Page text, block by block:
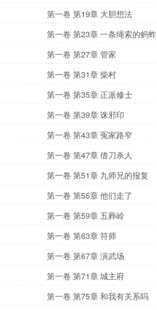
第一卷 第19章 大胆想法
第一卷 第23章 一条绳索的蚂蚱
第一卷 第27章 管家
第一卷 第31章 柴村
第一卷 第35章 正派修士
第一卷 第39章 诛邪印
第一卷 第43章 冤家路窄
第一卷 第47章 借刀杀人
第一卷 第51章 九师兄的报复
第一卷 第55章 他们走了
第一卷 第59章 五葬岭
第一卷 第63章 符师
第一卷 第67章 演武场
第一卷 第71章 城主府
第一卷 第75章 和我有关系吗